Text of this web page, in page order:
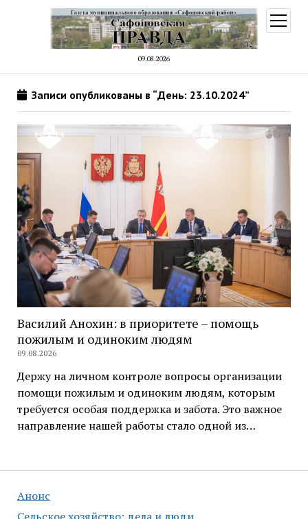
09.08.2026
меню
Анонс
Записи опубликованы в “День: 23.10.2024”
Василий Анохин: в приоритете – помощь
пожилым и одиноким людям
09.08.2026
Держу на личном контроле вопросы организации
помощи пожилым и одиноким людям, которым
требуется особая поддержка и забота. Это важное
направление нашей работы стало одной из…